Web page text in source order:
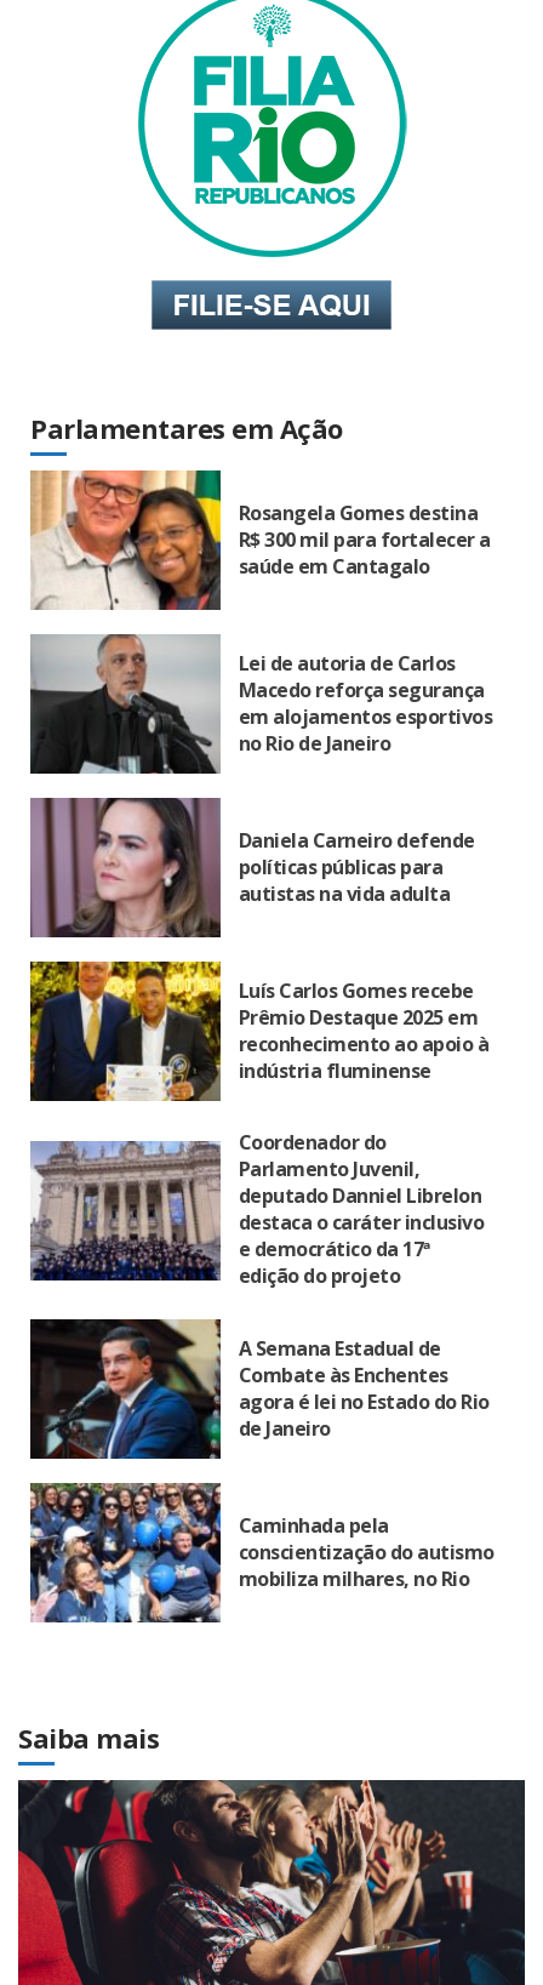
Parlamentares em Ação
Rosangela Gomes destina
R$ 300 mil para fortalecer a
saúde em Cantagalo
Lei de autoria de Carlos
Macedo reforça segurança
em alojamentos esportivos
no Rio de Janeiro
Daniela Carneiro defende
políticas públicas para
autistas na vida adulta
Luís Carlos Gomes recebe
Prêmio Destaque 2025 em
reconhecimento ao apoio à
indústria fluminense
Coordenador do
Parlamento Juvenil,
deputado Danniel Librelon
destaca o caráter inclusivo
e democrático da 17ª
edição do projeto
A Semana Estadual de
Combate às Enchentes
agora é lei no Estado do Rio
de Janeiro
Caminhada pela
conscientização do autismo
mobiliza milhares, no Rio
Saiba mais